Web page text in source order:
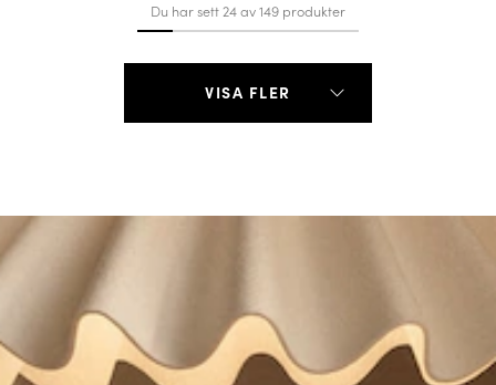
Du har sett 24 av 149 produkter
VISA FLER